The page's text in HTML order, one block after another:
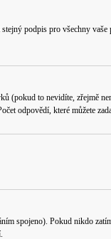
podpis pro všechny
(pokud to nevidíte, zřejmě
odpovědí, které můžete
spojeno). Pokud nikdo